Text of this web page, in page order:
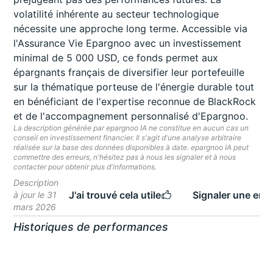
volatilité inhérente au secteur technologique
nécessite une approche long terme. Accessible via
l'Assurance Vie Epargnoo avec un investissement
minimal de 5 000 USD, ce fonds permet aux
épargnants français de diversifier leur portefeuille
sur la thématique porteuse de l'énergie durable tout
en bénéficiant de l'expertise reconnue de BlackRock
et de l'accompagnement personnalisé d'Epargnoo.
La description générée par epargnoo IA ne constitue en aucun cas un
conseil en investissement financier. Il s'agit d'une analyse arbitraire
réalisée sur la base des données disponibles à date. epargnoo IA peut
commettre des erreurs, n'hésitez pas à nous les signaler et à nous
contacter pour obtenir plus d'informations.
Description
à jour le 31
mars 2026
J'ai trouvé cela utile Signaler une
Historiques de performances